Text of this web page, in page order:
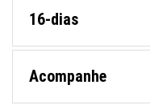
16-dias
Acompanhe